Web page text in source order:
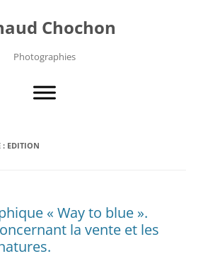
Chochon
Photographies
: EDITION
« Way to blue ».
la vente et les